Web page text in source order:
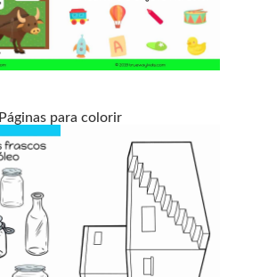
Páginas para colorir